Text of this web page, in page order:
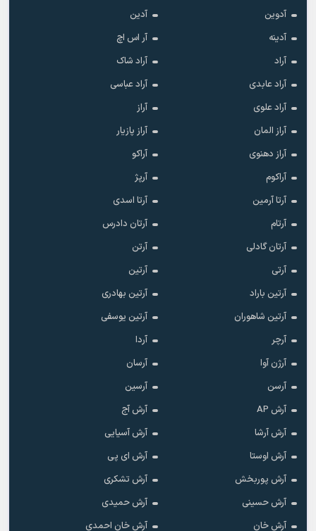
آدوین
آدین
آدینه
آر اس اچ
آراد
آراد شاک
آراد عابدی
آراد عباسی
آراد علوی
آراز
آراز المان
آراز پازیار
آراز دهنوی
آراکو
آراکوم
آرپژ
آرتا آرمین
آرتا اسدی
آرتام
آرتان دادرس
آرتان گادلی
آرتن
آرتی
آرتین
آرتین باراد
آرتین بهادری
آرتین شاهوران
آرتین یوسفی
آرچر
آردا
آرژن آوا
آرسان
آرسن
آرسین
آرش AP
آرش آج
آرش آرشا
آرش آسیایی
آرش اوستا
آرش ای پی
آرش پوربخش
آرش تشکری
آرش حسینی
آرش حمیدی
آرش خان
آرش خان احمدی